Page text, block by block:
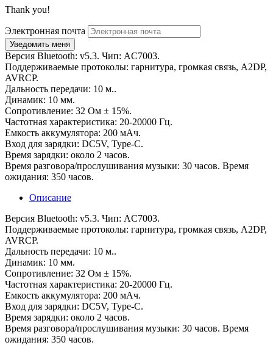
Thank you!
Электронная почта
Версия Bluetooth: v5.3. Чип: AC7003.
Поддерживаемые протоколы: гарнитура, громкая связь, A2DP,
AVRCP.
Дальность передачи: 10 м..
Динамик: 10 мм.
Сопротивление: 32 Ом ± 15%.
Частотная характеристика: 20-20000 Гц.
Емкость аккумулятора: 200 мАч.
Вход для зарядки: DC5V, Type-C.
Время зарядки: около 2 часов.
Время разговора/прослушивания музыки: 30 часов. Время
ожидания: 350 часов.
Описание
Версия Bluetooth: v5.3. Чип: AC7003.
Поддерживаемые протоколы: гарнитура, громкая связь, A2DP,
AVRCP.
Дальность передачи: 10 м..
Динамик: 10 мм.
Сопротивление: 32 Ом ± 15%.
Частотная характеристика: 20-20000 Гц.
Емкость аккумулятора: 200 мАч.
Вход для зарядки: DC5V, Type-C.
Время зарядки: около 2 часов.
Время разговора/прослушивания музыки: 30 часов. Время
ожидания: 350 часов.